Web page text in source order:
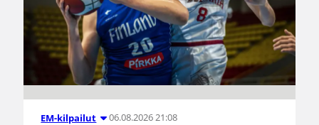
EM-kilpailut 06.08.2026 21:08